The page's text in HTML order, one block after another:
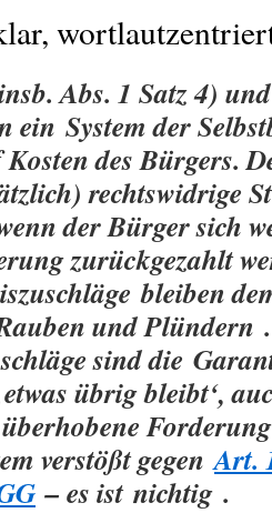
Abs. 1 Satz 4)
ein System der
des Bürgers.
rechtswidrige
der Bürger sich
zurückgezahlt
bleiben
und Plündern
sind die
übrig bleibt‘,
verstößt gegen Art.
– es ist nichtig .